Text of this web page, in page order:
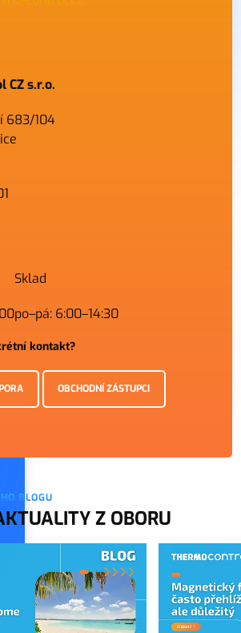
CZ s.r.o.
683/104
Sklad
po–pá: 6:00–14:30
kontakt?
OBCHODNÍ ZÁSTUPCI
BLOGU
Z OBORU